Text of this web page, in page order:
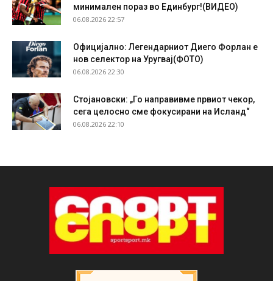
минимален пораз во Единбург!(ВИДЕО)
06.08.2026 22:57
Официјално: Легендарниот Диего Форлан е
нов селектор на Уругвај(ФОТО)
06.08.2026 22:30
Стојановски: „Го направивме првиот чекор,
сега целосно сме фокусирани на Исланд“
06.08.2026 22:10